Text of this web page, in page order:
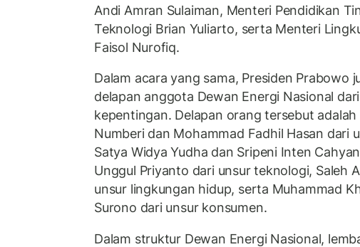
Andi Amran Sulaiman, Menteri Pendidikan
Teknologi Brian Yuliarto, serta Menteri
Faisol Nurofiq.
Dalam acara yang sama, Presiden Prabowo
delapan anggota Dewan Energi Nasional
kepentingan. Delapan orang tersebut
Numberi dan Mohammad Fadhil Hasan dari
Satya Widya Yudha dan Sripeni Inten
Unggul Priyanto dari unsur teknologi, Saleh
unsur lingkungan hidup, serta Muhammad
Surono dari unsur konsumen.
Dalam struktur Dewan Energi Nasional,